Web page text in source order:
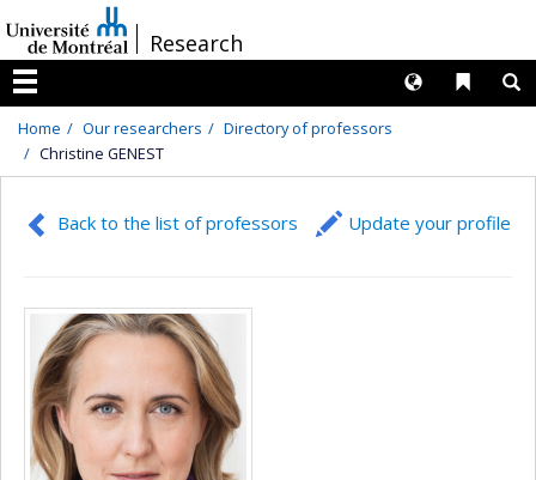
au
contenu
/Research
Menu
Liens
Langues
Home Our researchers
Directory of professors
Christine GENEST
Back to the list of professors Update your profile